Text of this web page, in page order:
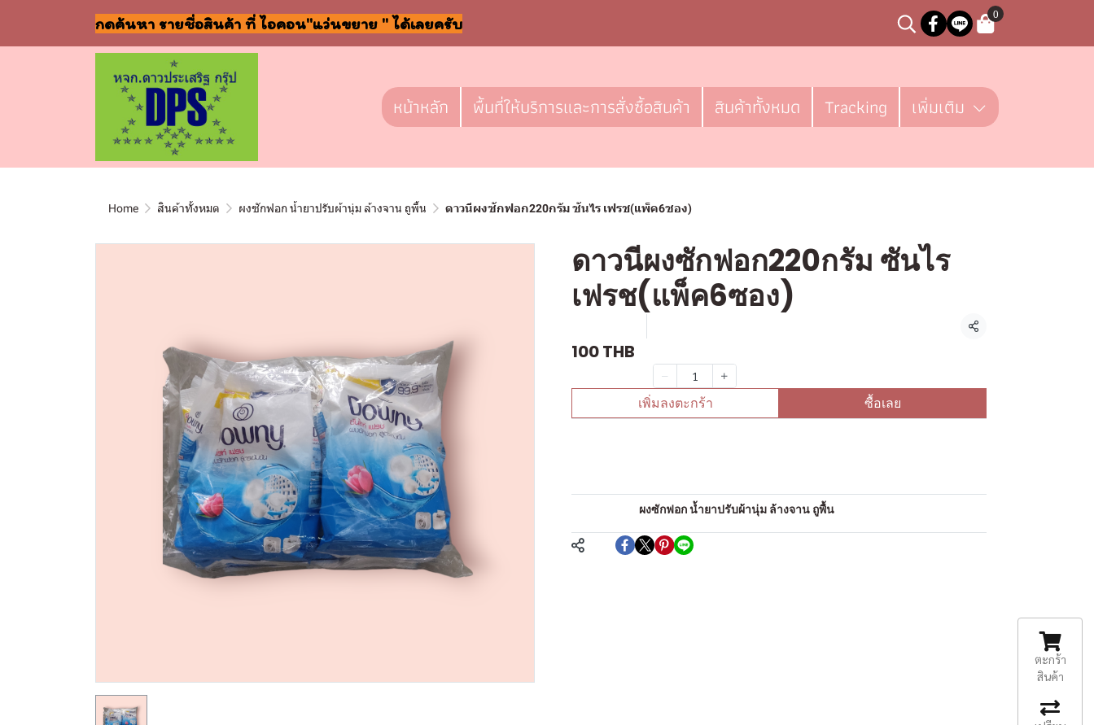
กดค้นหา รายชื่อสินค้า ที่ ไอคอน"แว่นขยาย " ได้เลยครับ
0
หน้าหลัก พื้นที่ให้บริการและการสั่งซื้อสินค้า สินค้าทั้งหมด Tracking เพิ่มเติม
Home สินค้าทั้งหมด ผงซักฟอก น้ำยาปรับผ้านุ่ม ล้างจาน ถูพื้น ดาวนีผงซักฟอก220กรัม ซันไร เฟรช(แพ็ค6ซอง)
ดาวนีผงซักฟอก220กรัม ซันไร
เฟรช(แพ็ค6ซอง)
แชร์
100 THB
เพิ่มลงตะกร้า ซื้อเลย
ผงซักฟอก น้ำยาปรับผ้านุ่ม ล้างจาน ถูพื้น
ตะกร้า
สินค้า